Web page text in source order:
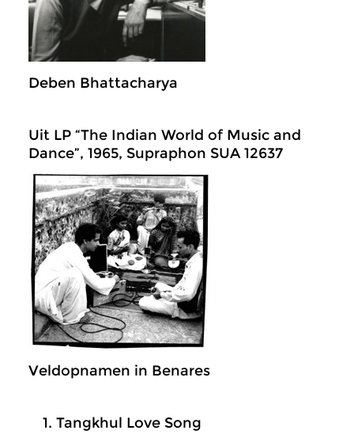
Deben Bhattacharya
Uit LP “The Indian World of Music and
Dance”, 1965, Supraphon SUA 12637
Veldopnamen in Benares
Tangkhul Love Song